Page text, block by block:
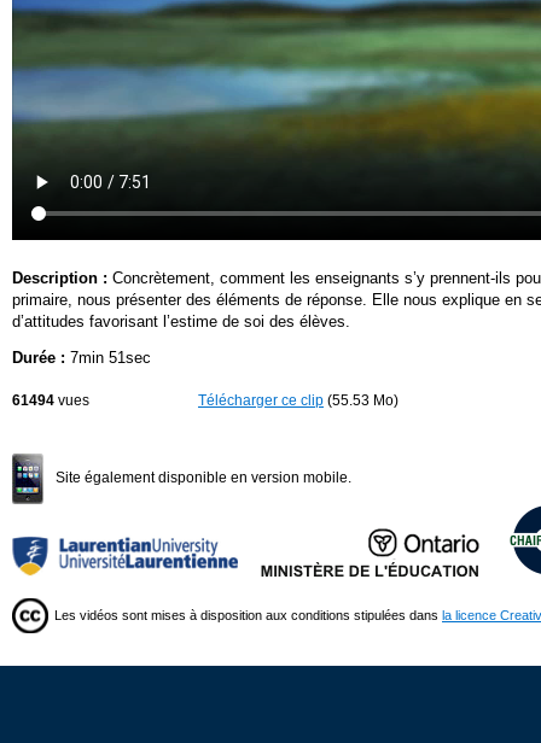
Description : Concrètement, comment les enseignants s’y prennent-ils
primaire, nous présenter des éléments de réponse. Elle nous explique en
d’attitudes favorisant l’estime de soi des élèves.
Durée : 7min 51sec
61494 vues Télécharger ce clip (55.53 Mo)
Site également disponible en version mobile.
Les vidéos sont mises à disposition aux conditions stipulées dans la licence